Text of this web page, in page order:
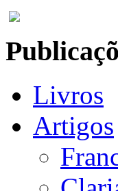
Livros
Artigos